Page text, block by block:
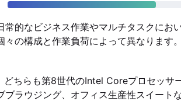
的なビジネス作業やマルチタスクにお
の構成と作業負荷によって異なります。
ちらも第8世代のIntel Coreプロセッサ
ラウジング、オフィス生産性スイート